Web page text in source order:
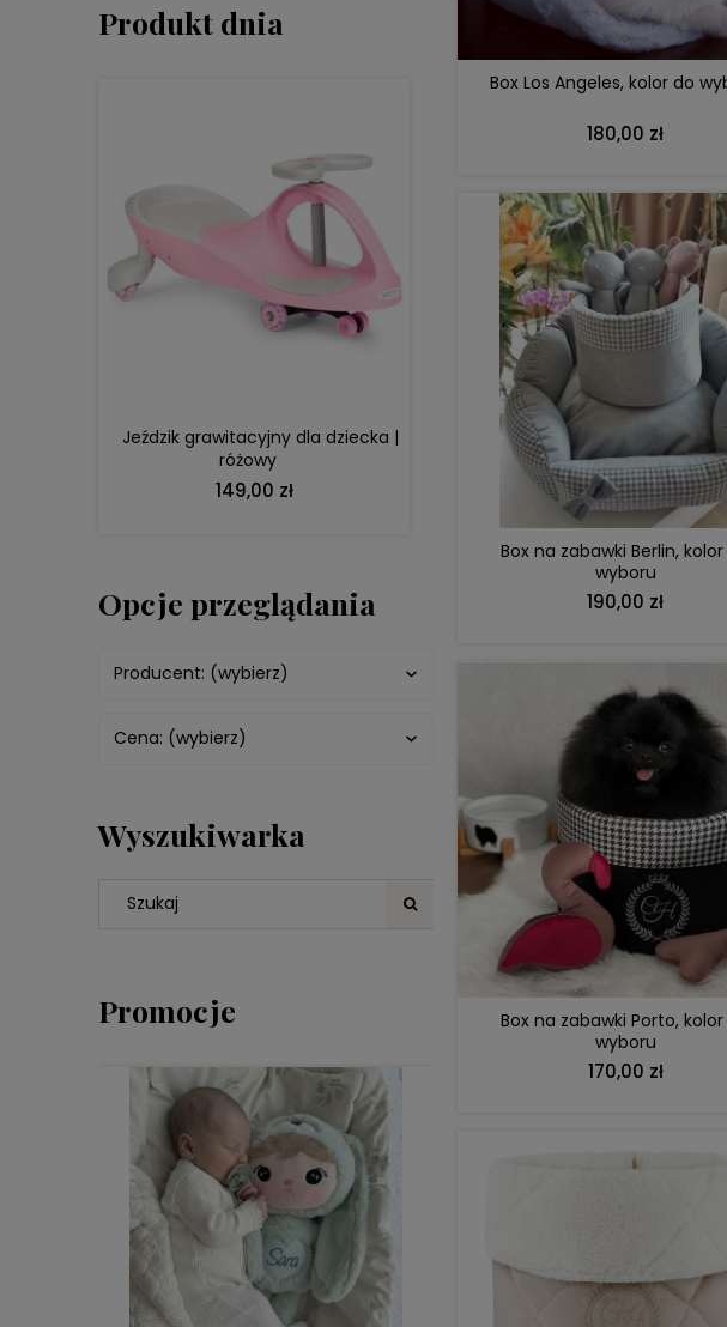
Produkt dnia
Jeździk grawitacyjny dla dziecka |
różowy
149,00 zł
DO KOSZYKA
Opcje przeglądania
Producent: (wybierz)
Cena: (wybierz)
Wyszukiwarka
Promocje
DO KOSZYKA
Box Los Angeles, kolor do
180,00 zł
Box na zabawki Berlin,
wyboru
190,00 zł
DO KOSZYKA
Box na zabawki Porto,
wyboru
170,00 zł
DO KOSZYKA